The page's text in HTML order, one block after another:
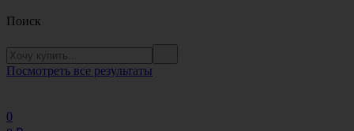
Поиск
Посмотреть все результаты
0